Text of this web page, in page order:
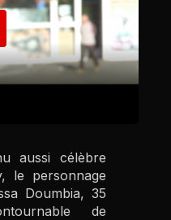
aussi célèbre
le personnage
Doumbia, 35
de